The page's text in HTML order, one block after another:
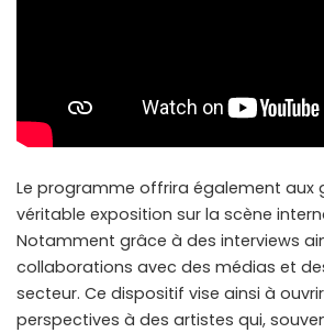
Le programme offrira également aux
véritable exposition sur la scène
Notamment grâce à des interviews
collaborations avec des médias et
secteur. Ce dispositif vise ainsi à
perspectives à des artistes qui,